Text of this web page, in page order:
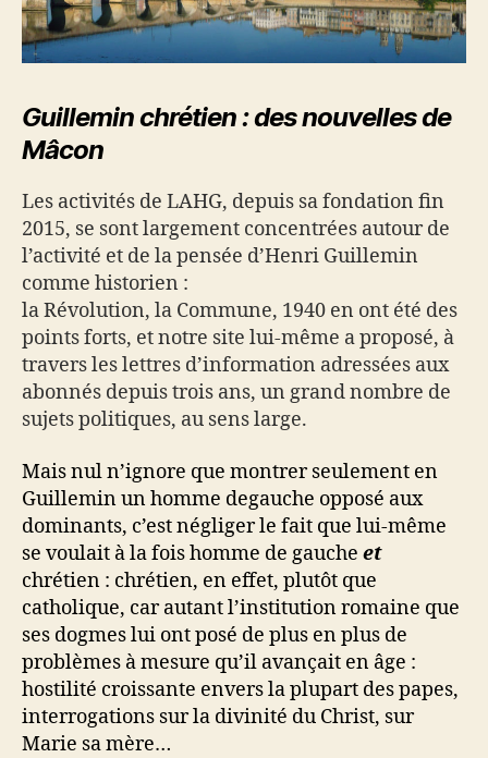
Guillemin chrétien : des nouvelles de
Mâcon
Les activités de LAHG, depuis sa fondation fin
2015, se sont largement concentrées autour de
l’activité et de la pensée d’Henri Guillemin
comme historien :
la Révolution, la Commune, 1940 en ont été des
points forts, et notre site lui-même a proposé, à
travers les lettres d’information adressées aux
abonnés depuis trois ans, un grand nombre de
sujets politiques, au sens large.
Mais nul n’ignore que montrer seulement en
Guillemin un homme degauche opposé aux
dominants, c’est négliger le fait que lui-même
se voulait à la fois homme de gauche et
chrétien : chrétien, en effet, plutôt que
catholique, car autant l’institution romaine que
ses dogmes lui ont posé de plus en plus de
problèmes à mesure qu’il avançait en âge :
hostilité croissante envers la plupart des papes,
interrogations sur la divinité du Christ, sur
Marie sa mère…